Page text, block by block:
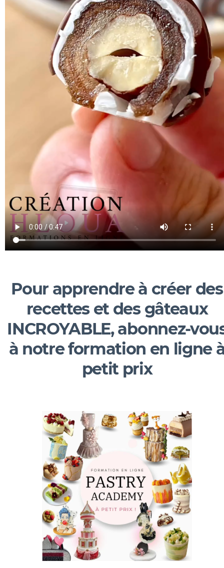
Pour apprendre à créer des
recettes et des gâteaux
INCROYABLE, abonnez-
à notre formation en ligne
petit prix